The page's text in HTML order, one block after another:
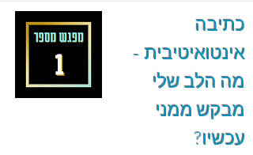
כתיבה
אינטואיטיבית -
מה הלב שלי
מבקש ממני
עכשיו?